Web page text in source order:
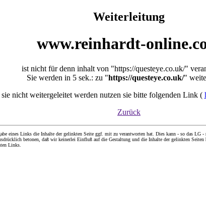
Weiterleitung
www.reinhardt-
ist nicht für denn inhalt von "https://questeye.co.uk/"
Sie werden in 5 sek.: zu "https://questeye.co.uk/"
nicht weitergeleitet werden nutzen sie bitte folgenden Link (
Zurück
eines Links die Inhalte der gelinkten Seite ggf. mit zu verantworten hat. Dies kann - so das LG
betonen, daß wir keinerlei Einfluß auf die Gestaltung und die Inhalte der gelinkten
Links.